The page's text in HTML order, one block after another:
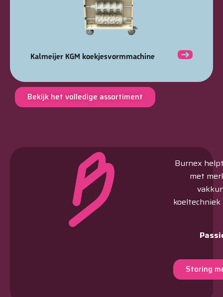
Kalmeijer KGM koekjesvormmachine
Bekijk het volledige assortiment
Burnex
met
Storing